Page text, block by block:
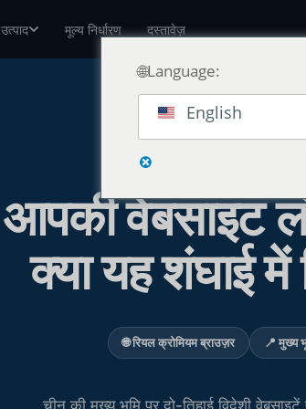
उत्पाद मूल्य निर्धारण दस्तावेज़
आपकी वेबसाइट
क्या यह शंघाई में
🌐 रियल क्रोमियम ब्राउज़र 📍 मुख्य
चीन की मुख्य भूमि पर दो-तिहाई विदेशी
🌐Language:
English